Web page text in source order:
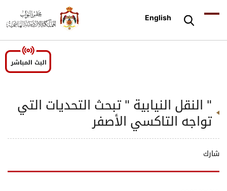
English
" النقل النيابية " تبحث التحديات التي
تواجه التاكسي الأصفر
شارك